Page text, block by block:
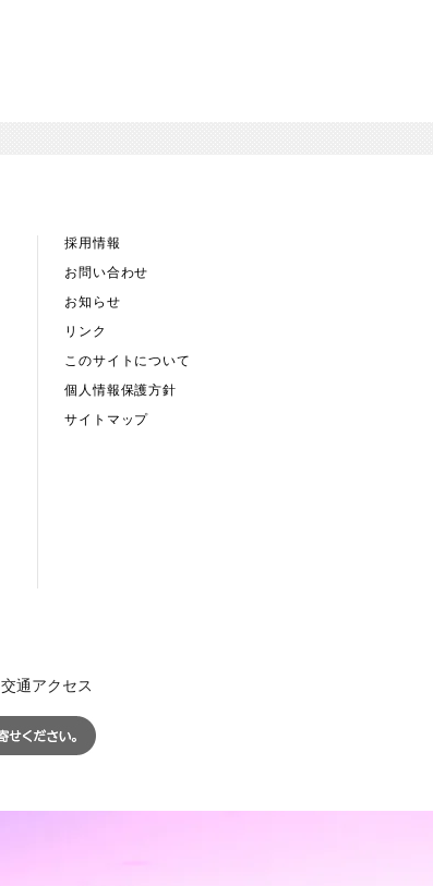
採用情報
お問い合わせ
お知らせ
リンク
このサイトについて
個人情報保護方針
サイトマップ
交通アクセス